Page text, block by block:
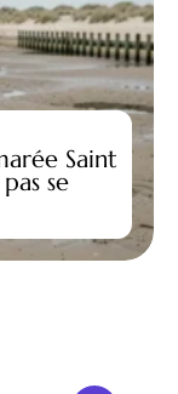
Saint
se